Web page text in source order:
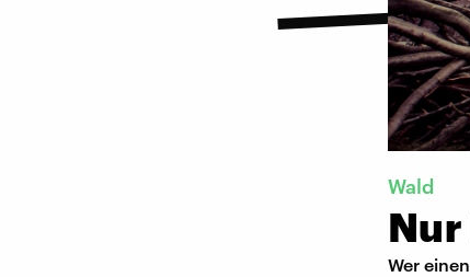
Wald
Wer